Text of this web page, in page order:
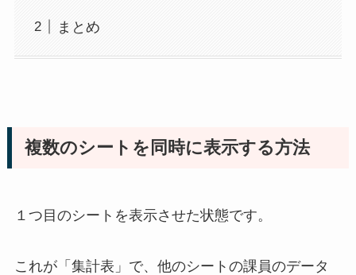
まとめ
複数のシートを同時に表示する方法
１つ目のシートを表示させた状態です。
これが「集計表」で、他のシートの課員のデータ